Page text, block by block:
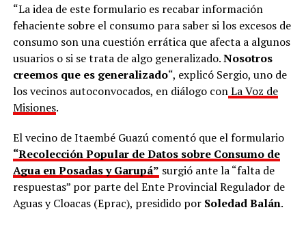
“La idea de este formulario es recabar información
fehaciente sobre el consumo para saber si los excesos de
consumo son una cuestión errática que afecta a algunos
usuarios o si se trata de algo generalizado.Nosotros
creemos que es generalizado“, explicó Sergio, uno de
los vecinos autoconvocados, en diálogo conLa Voz de
Misiones.
El vecino de Itaembé Guazú comentó que el formulario
“Recolección Popular de Datos sobre Consumo de
Agua en Posadas y Garupá” surgió ante la “falta de
respuestas” por parte del Ente Provincial Regulador de
Aguas y Cloacas (Eprac), presidido por Soledad Balán.